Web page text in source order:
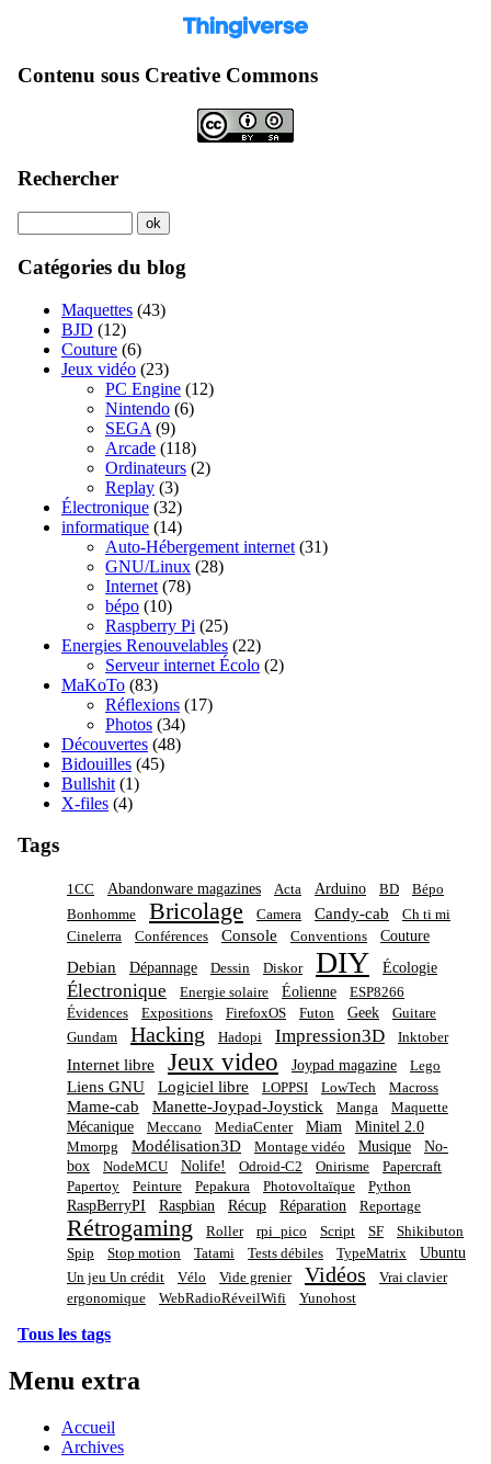
Contenu sous Creative Commons
Rechercher
Catégories du blog
Maquettes (43)
BJD (12)
Couture (6)
Jeux vidéo (23)
PC Engine (12)
Nintendo (6)
SEGA (9)
Arcade (118)
Ordinateurs (2)
Replay (3)
Électronique (32)
informatique (14)
Auto-Hébergement internet (31)
GNU/Linux (28)
Internet (78)
bépo (10)
Raspberry Pi (25)
Energies Renouvelables (22)
Serveur internet Écolo (2)
MaKoTo (83)
Réflexions (17)
Photos (34)
Découvertes (48)
Bidouilles (45)
Bullshit (1)
X-files (4)
Tags
1CC Abandonware magazines Acta Arduino BD
Bépo
Bonhomme
Bricolage Camera Candy-cab
Ch ti mi
Cinelerra
Conférences Console Conventions Couture
Debian Dépannage Dessin Diskor DIY Écologie
Électronique Energie solaire Éolienne
ESP8266
Évidences
Expositions FirefoxOS Futon Geek
Guitare
Gundam
Hacking Hadopi Impression3D Inktober
Internet libre Jeux video Joypad magazine Lego
Liens GNU Logiciel libre LOPPSI LowTech Macross
Mame-cab Manette-Joypad-Joystick Manga Maquette
Mécanique Meccano MediaCenter Miam Minitel 2.0
Mmorpg Modélisation3D Montage vidéo Musique
No-
box
NodeMCU Nolife! Odroid-C2 Onirisme
Papercraft
Papertoy
Peinture Pepakura Photovoltaïque Python
RaspBerryPI Raspbian Récup Réparation Reportage
Rétrogaming Roller rpi_pico Script SF
Shikibuton
Spip
Stop motion Tatami Tests débiles TypeMatrix Ubuntu
Un jeu Un crédit Vélo Vide grenier Vidéos
Vrai clavier
ergonomique
WebRadioRéveilWifi Yunohost
Tous les tags
Menu extra
Accueil
Archives